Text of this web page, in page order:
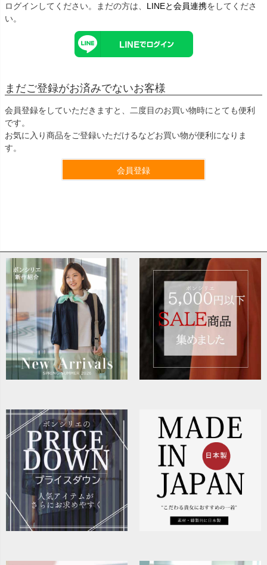
ログインしてください。まだの方は、 LINEと会員連携をしてくださ
い。
まだご登録がお済みでないお客様
会員登録をしていただきますと、二度目のお買い物時にとても便利
です。
お気に入り商品をご登録いただけるなどお買い物が便利になりま
す。
会員登録